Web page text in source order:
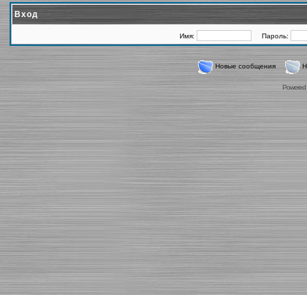
Вход
Имя: Пароль:
Новые сообщения